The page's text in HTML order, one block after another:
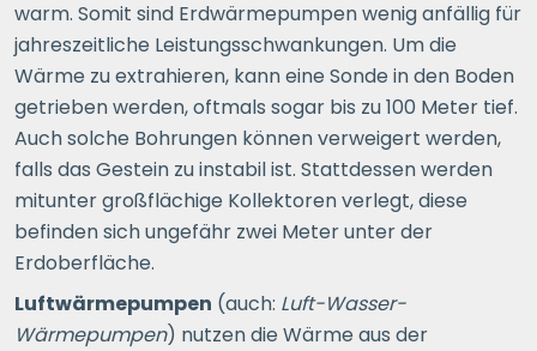
warm. Somit sind Erdwärmepumpen wenig anfällig für
jahreszeitliche Leistungsschwankungen. Um die
Wärme zu extrahieren, kann eine Sonde in den Boden
getrieben werden, oftmals sogar bis zu 100 Meter tief.
Auch solche Bohrungen können verweigert werden,
falls das Gestein zu instabil ist. Stattdessen werden
mitunter großflächige Kollektoren verlegt, diese
befinden sich ungefähr zwei Meter unter der
Erdoberfläche.
Luftwärmepumpen (auch: Luft-Wasser-
Wärmepumpen) nutzen die Wärme aus der